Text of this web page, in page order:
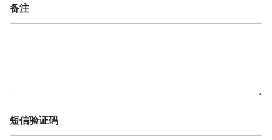
箱
*
备注
短信验证码